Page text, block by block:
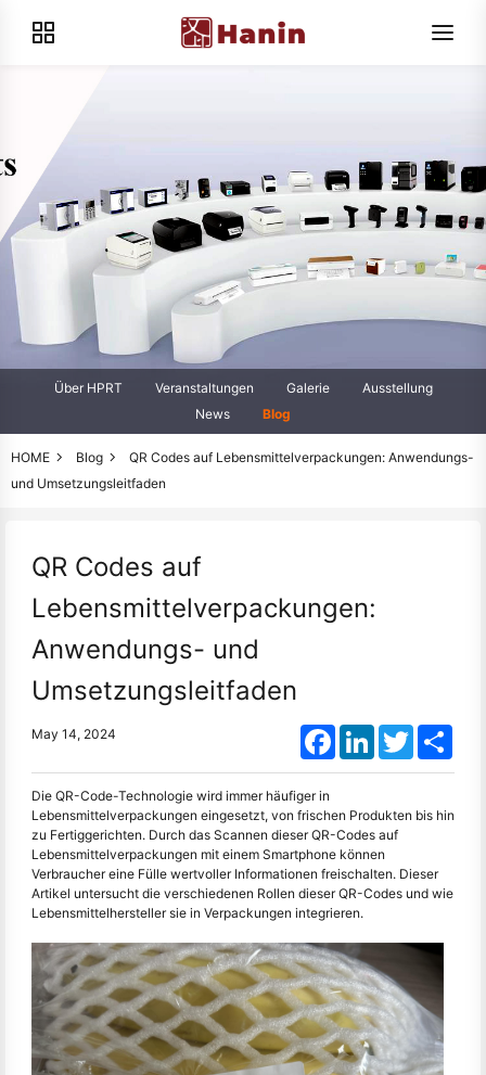
Über HPRT Veranstaltungen Galerie
Ausstellung
News
Blog
HOME Blog
QR Codes auf Lebensmittelverpackungen: Anwendungs-
und Umsetzungsleitfaden
QR Codes auf
Lebensmittelverpackungen:
Anwendungs- und
Umsetzungsleitfaden
May 14, 2024 FacebookLinkedInTwitter
Die QR-Code-Technologie wird immer häufiger in
Lebensmittelverpackungen eingesetzt, von frischen Produkten bis hin
zu Fertiggerichten. Durch das Scannen dieser QR-Codes auf
Lebensmittelverpackungen mit einem Smartphone können
Verbraucher eine Fülle wertvoller Informationen freischalten. Dieser
Artikel untersucht die verschiedenen Rollen dieser QR-Codes und wie
Lebensmittelhersteller sie in Verpackungen integrieren.